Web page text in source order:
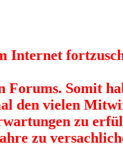
Internet
Forums. Somit
den vielen
zu
zu